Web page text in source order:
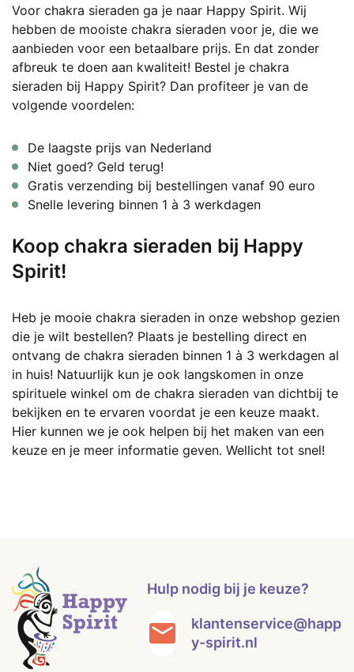
Voor chakra sieraden ga je naar Happy Spirit. Wij
hebben de mooiste chakra sieraden voor je, die we
aanbieden voor een betaalbare prijs. En dat zonder
afbreuk te doen aan kwaliteit! Bestel je chakra
sieraden bij Happy Spirit? Dan profiteer je van de
volgende voordelen:
De laagste prijs van Nederland
Niet goed? Geld terug!
Gratis verzending bij bestellingen vanaf 90 euro
Snelle levering binnen 1 à 3 werkdagen
Koop chakra sieraden bij Happy
Spirit!
Heb je mooie chakra sieraden in onze webshop gezien
die je wilt bestellen? Plaats je bestelling direct en
ontvang de chakra sieraden binnen 1 à 3 werkdagen al
in huis! Natuurlijk kun je ook langskomen in onze
spirituele winkel om de chakra sieraden van dichtbij te
bekijken en te ervaren voordat je een keuze maakt.
Hier kunnen we je ook helpen bij het maken van een
keuze en je meer informatie geven. Wellicht tot snel!
Hulp nodig bij je keuze?
klantenservice@happ
y-spirit.nl